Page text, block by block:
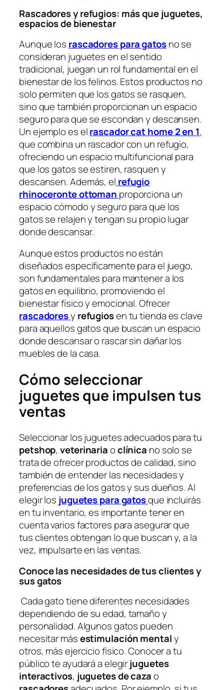
Rascadores y refugios: más que juguetes,
espacios de bienestar
Aunque los rascadores para gatosno se
consideran juguetes en el sentido
tradicional, juegan un rol fundamental en el
bienestar de los felinos. Estos productos no
solo permiten que los gatos se rasquen,
sino que también proporcionan un espacio
seguro para que se escondan y descansen.
Un ejemplo es elrascador cat home 2 en 1,
que combina un rascador con un refugio,
ofreciendo un espacio multifuncional para
que los gatos se estiren, rasquen y
descansen. Además, el refugio
rhinoceronte ottoman proporciona un
espacio cómodo y seguro para que los
gatos se relajen y tengan su propio lugar
donde descansar.
Aunque estos productos no están
diseñados específicamente para el juego,
son fundamentales para mantener a los
gatos en equilibrio, promoviendo el
bienestar físico y emocional. Ofrecer
rascadoresy refugiosen tu tienda es clave
para aquellos gatos que buscan un espacio
donde descansar o rascar sin dañar los
muebles de la casa.
Cómo seleccionar
juguetes que impulsen tus
ventas
Seleccionar los juguetes adecuados para tu
petshop,veterinariaoclínica no solo se
trata de ofrecer productos de calidad, sino
también de entender las necesidades y
preferencias de los gatos y sus dueños. Al
elegir los juguetes para gatosque incluirás
en tu inventario, es importante tener en
cuenta varios factores para asegurar que
tus clientes obtengan lo que buscan y, a la
vez, impulsarte en las ventas.
Conoce las necesidades de tus clientes y
sus gatos
Cada gato tiene diferentes necesidades
dependiendo de su edad, tamaño y
personalidad. Algunos gatos pueden
necesitar másestimulación mentaly
otros, más ejercicio físico. Conocer a tu
público te ayudará a elegirjuguetes
interactivos, juguetes de cazao